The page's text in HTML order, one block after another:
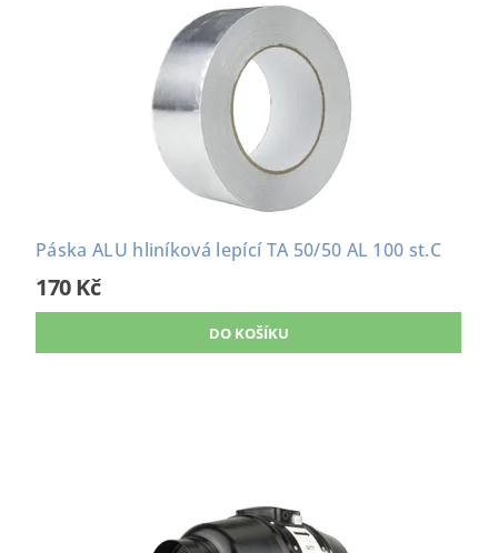
Páska ALU hliníková lepící TA 50/50 AL 100 st.C
170 Kč